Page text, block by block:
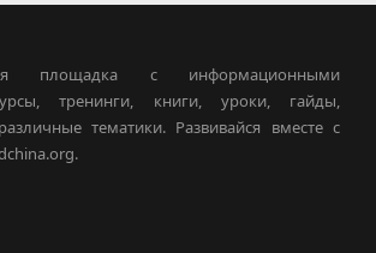
площадка с информационными
тренинги, книги, уроки, гайды,
тематики. Развивайся вместе с